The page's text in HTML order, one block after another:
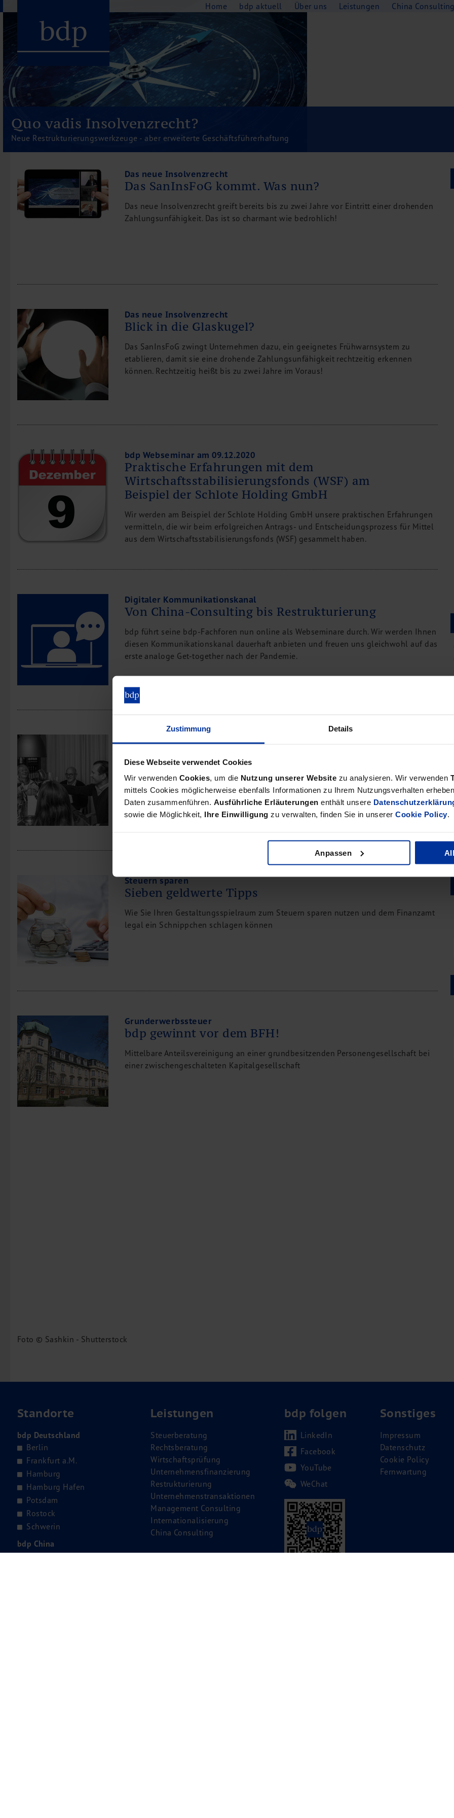
Zustimmung Details
Diese Webseite verwendet Cookies
Wir verwenden Cookies, um die Nutzung unserer Website zu analysieren. Wir verwenden
mittels Cookies möglicherweise ebenfalls Informationen zu Ihrem Nutzungsverhalten
Daten zusammenführen. Ausführliche Erläuterungen enthält unsere
sowie die Möglichkeit, Ihre Einwilligung zu verwalten, finden Sie in unserer Cookie Policy.
Anpassen
Hauptmenu
Home
bdp aktuell
Über uns
Unternehmenswerte
Pressespiegel
Publikationen
Newsletter
Videos
Restrukturierung
M&A + Unternehmensnachfolge
Management Consulting
Internationalisierung
China Consulting
Unternehmensgründung
Rechtsberatung
M&A Deutschland/China
Unternehmensfinanzierung
Industrielle Dienstleistungen
Inbound Investments
Coaching
Team
Quo vadis Insolvenzrecht?
Neue Restrukturierungswerkzeuge - aber erweiterte Geschäftsführerhaftung
Das neue Insolvenzrecht
Das SanInsFoG kommt. Was nun?
Das neue Insolvenzrecht greift bereits bis zu zwei Jahre vor Eintritt einer drohenden
Zahlungsunfähigkeit. Das ist so charmant wie bedrohlich!
Das neue Insolvenzrecht
Blick in die Glaskugel?
Das SanInsFoG zwingt Unternehmen dazu, ein geeignetes Frühwarnsystem zu
etablieren, damit sie eine drohende Zahlungsunfähigkeit rechtzeitig erkennen
können. Rechtzeitig heißt bis zu zwei Jahre im Voraus!
bdp Webseminar am 09.12.2020
Praktische Erfahrungen mit dem
Wirtschaftsstabilisierungsfonds (WSF) am
Beispiel der Schlote Holding GmbH
Wir werden am Beispiel der Schlote Holding GmbH unsere praktischen Erfahrungen
vermitteln, die wir beim erfolgreichen Antrags- und Entscheidungsprozess für Mittel
aus dem Wirtschaftsstabilisierungsfonds (WSF) gesammelt haben.
Digitaler Kommunikationskanal
Von China-Consulting bis Restrukturierung
bdp führt seine bdp-Fachforen nun online als Webseminare durch. Wir werden Ihnen
diesen Kommunikationskanal dauerhaft anbieten und freuen uns gleichwohl auf das
erste analoge Get-together nach der Pandemie.
Unternehmensführung in der Pandemie (2)
sprechen mit ihnen über diese Probleme. In dieser Ausgabe befragen wir die Familie
Knoop-Troullier von „AUST Fashion“.
Steuern sparen
Sieben geldwerte Tipps
Wie Sie Ihren Gestaltungsspielraum zum Steuern sparen nutzen und dem Finanzamt
legal ein Schnippchen schlagen können
Grunderwerbssteuer
bdp gewinnt vor dem BFH!
Mittelbare Anteilsvereinigung an einer grundbesitzenden Personengesellschaft bei
einer zwischengeschalteten Kapitalgesellschaft
Foto © Sashkin - Shutterstock
Standorte
bdp Deutschland
Berlin
Frankfurt a.M.
Hamburg
Hamburg Hafen
Potsdam
Rostock
Schwerin
bdp China
Qingdao
Leistungen
Steuerberatung
Rechtsberatung
Wirtschaftsprüfung
Unternehmensfinanzierung
Restrukturierung
Unternehmenstransaktionen
Management Consulting
Internationalisierung
China Consulting
bdp folgen
LinkedIn
Facebook
YouTube
WeChat
Sonstiges
Impressum
Datenschutz
Cookie Policy
Fernwartung
Home bdp aktuell Über uns Leistungen China Consulting